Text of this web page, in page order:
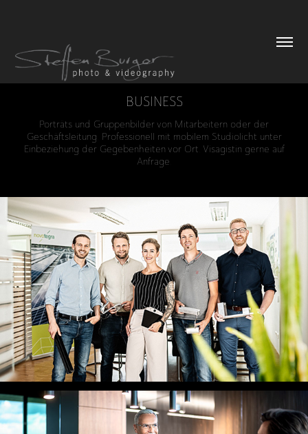
BUSINESS
Porträts und Gruppenbilder von Mitarbeitern oder der
Geschäftsleitung. Professionell mit mobilem Studiolicht unter
Einbeziehung der Gegebenheiten vor Ort. Visagistin gerne auf
Anfrage.